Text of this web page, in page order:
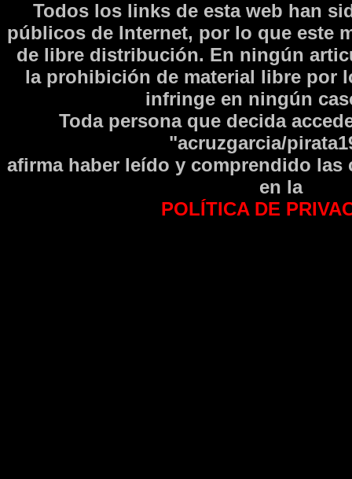
Todos los links de esta web han
públicos de Internet, por lo que este
de libre distribución. En ningún
la prohibición de material libre por
infringe en ningún
Toda persona que decida
"acruzgarcia/
afirma haber leí­do y comprendido las
en la
POLÍTICA DE